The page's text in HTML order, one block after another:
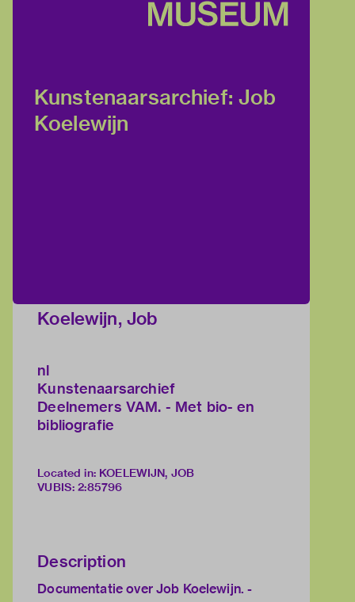
Kunstenaarsarchief: Job
Koelewijn
Koelewijn, Job
nl
Kunstenaarsarchief
Deelnemers VAM. - Met bio- en
bibliografie
Located in: KOELEWIJN, JOB
VUBIS: 2:85796
Description
Documentatie over Job Koelewijn. -